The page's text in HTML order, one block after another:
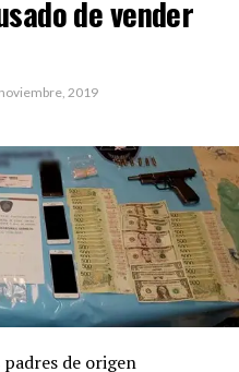
de vender
2019
padres de origen